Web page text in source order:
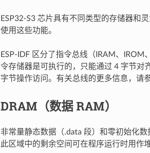
ESP32-S3 芯片具有不同类型的存储器和
使用这些功能。
ESP-IDF 区分了指令总线（IRAM、IROM
令存储器是可执行的，只能通过 4 字节对
字节操作访问。有关总线的更多信息，请
DRAM（数据 RAM）
非常量静态数据（.data 段）和零初始化数
此区域中的剩余空间可在程序运行时用作堆